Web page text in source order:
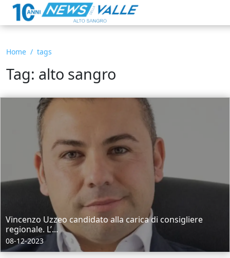
Home tags
Tag: alto sangro
Vincenzo Uzzeo candidato alla carica di consigliere
regionale. L’...
08-12-2023